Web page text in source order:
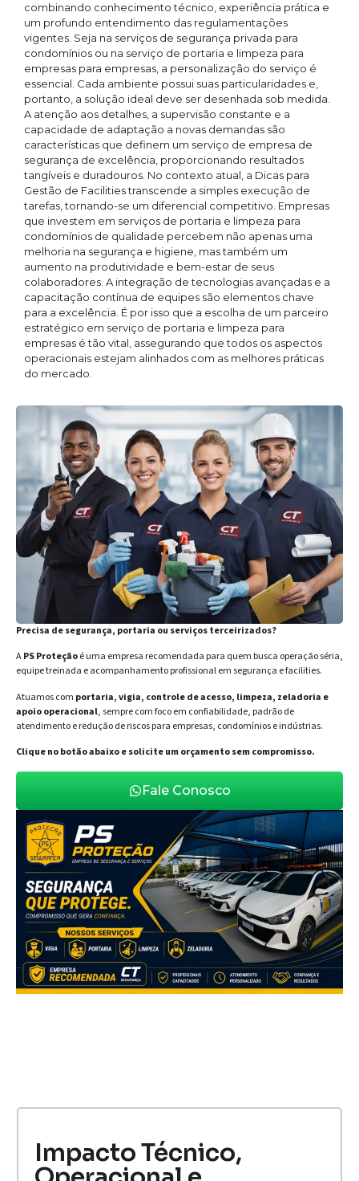
combinando conhecimento técnico, experiência prática e
um profundo entendimento das regulamentações
vigentes. Seja na serviços de segurança privada para
condomínios ou na serviço de portaria e limpeza para
empresas para empresas, a personalização do serviço é
essencial. Cada ambiente possui suas particularidades e,
portanto, a solução ideal deve ser desenhada sob medida.
A atenção aos detalhes, a supervisão constante e a
capacidade de adaptação a novas demandas são
características que definem um serviço de empresa de
segurança de excelência, proporcionando resultados
tangíveis e duradouros. No contexto atual, a Dicas para
Gestão de Facilities transcende a simples execução de
tarefas, tornando-se um diferencial competitivo. Empresas
que investem em serviços de portaria e limpeza para
condomínios de qualidade percebem não apenas uma
melhoria na segurança e higiene, mas também um
aumento na produtividade e bem-estar de seus
colaboradores. A integração de tecnologias avançadas e a
capacitação contínua de equipes são elementos chave
para a excelência. É por isso que a escolha de um parceiro
estratégico em serviço de portaria e limpeza para
empresas é tão vital, assegurando que todos os aspectos
operacionais estejam alinhados com as melhores práticas
do mercado.
Precisa de segurança, portaria ou serviços terceirizados?
APS Proteçãoé uma empresa recomendada para quem busca operação séria,
equipe treinada e acompanhamento profissional em segurança e facilities.
Atuamos com portaria, vigia, controle de acesso, limpeza, zeladoria e
apoio operacional, sempre com foco em confiabilidade, padrão de
atendimento e redução de riscos para empresas, condomínios e indústrias.
Clique no botão abaixo e solicite um orçamento sem compromisso.
Fale Conosco
Impacto Técnico,